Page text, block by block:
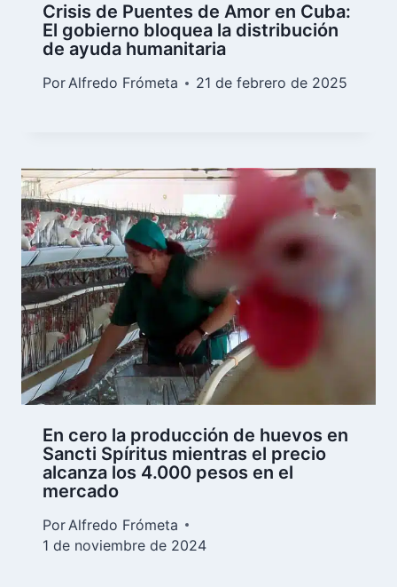
Crisis de Puentes de Amor en Cuba:
El gobierno bloquea la distribución
de ayuda humanitaria
PorAlfredo Frómeta 21 de febrero de 2025
En cero la producción de huevos en
Sancti Spíritus mientras el precio
alcanza los 4.000 pesos en el
mercado
Por Alfredo Frómeta
1 de noviembre de 2024